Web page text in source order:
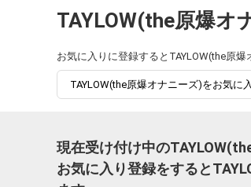
TAYLOW(the原爆オ
お気に入りに登録するとTAYLOW(the原
TAYLOW(the原爆オナニーズ)をお気に
現在受け付け中の
お気に入り登録をすると